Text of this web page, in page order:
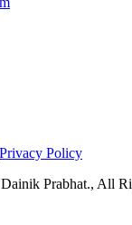
Privacy Policy
Prabhat., All